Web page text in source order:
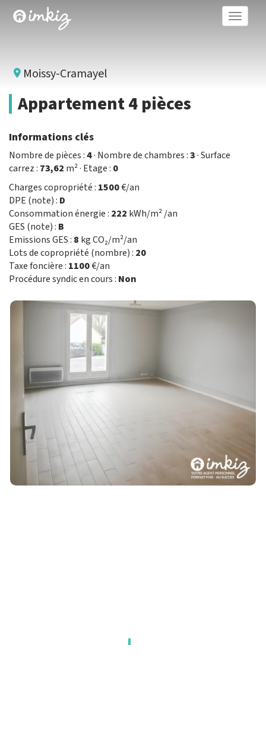
Toggle
Moissy-Cramayel
Appartement 4 pièces
Informations clés
Nombre de pièces :4· Nombre de chambres :3· Surface
carrez : 73,62 m² · Etage : 0
Charges copropriété : 1500€/an
DPE (note) : D
Consommation énergie : 222 kWh/m² /an
GES (note) : B
Emissions GES : 8 kg CO₂/m²/an
Lots de copropriété (nombre) : 20
Taxe foncière : 1100€/an
Procédure syndic en cours : Non